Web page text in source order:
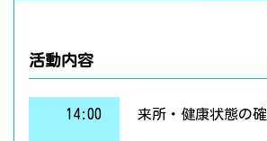
活動内容
14:00 来所・健康状態の